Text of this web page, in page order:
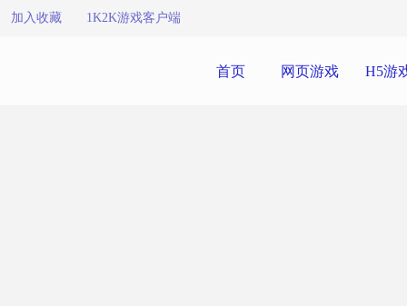
加入收藏 1K2K游戏客户端
首页 网页游戏 H5游